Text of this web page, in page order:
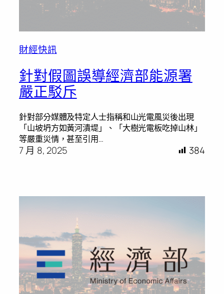
財經快訊
針對假圖誤導經濟部能源署
嚴正駁斥
針對部分媒體及特定人士指稱和山光電風災後出現
「山坡坍方如黃河潰堤」、「大樹光電板吃掉山林」
等嚴重災情，甚至引用…
7 月 8, 2025 384